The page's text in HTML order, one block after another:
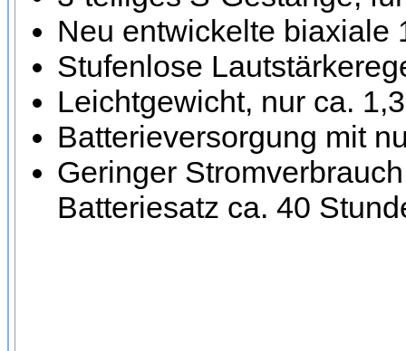
Neu entwickelte biaxiale
Stufenlose
Leichtgewicht, nur ca.
Batterieversorgung mit
Geringer
Batteriesatz ca. 40